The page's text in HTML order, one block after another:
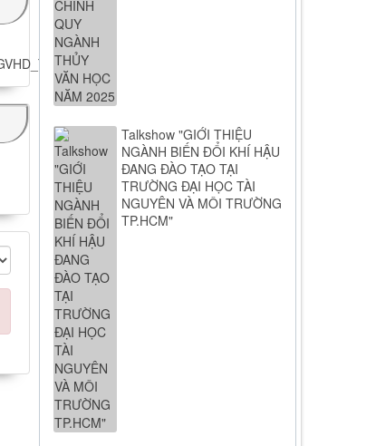
Talkshow "GIỚI THIỆU
NGÀNH BIẾN ĐỔI KHÍ HẬU
ĐANG ĐÀO TẠO TẠI
TRƯỜNG ĐẠI HỌC TÀI
NGUYÊN VÀ MÔI TRƯỜNG
TP.HCM"